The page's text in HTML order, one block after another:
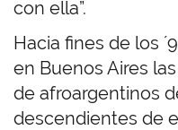
con ella”.
Hacia fines de los
en Buenos Aires
de afroargentinos
descendientes de